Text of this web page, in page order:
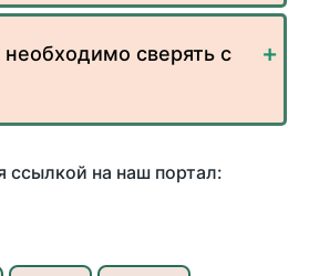
сверять с
ссылкой на наш портал: